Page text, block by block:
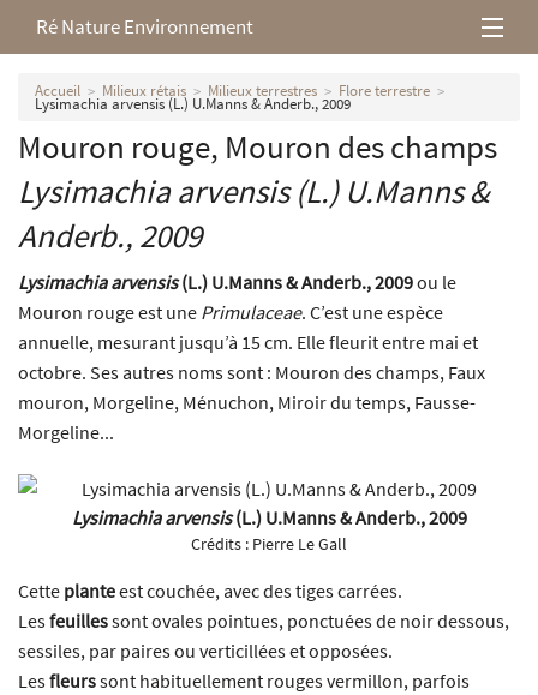
Ré Nature Environnement
L’association
Milieux rétais
Nos parutions
Accueil Milieux rétais Milieux terrestres Flore terrestre
Lysimachia arvensis (L.) U.Manns & Anderb., 2009
Mouron rouge, Mouron des champs
Lysimachia arvensis(L.) U.Manns &
Anderb., 2009
Lysimachia arvensis(L.) U.Manns & Anderb., 2009ou le
Mouron rouge est une Primulaceae. C’est une espèce
annuelle, mesurant jusqu’à 15 cm. Elle fleurit entre mai et
octobre. Ses autres noms sont : Mouron des champs, Faux
mouron, Morgeline, Ménuchon, Miroir du temps, Fausse-
Morgeline...
Lysimachia arvensis(L.) U.Manns & Anderb., 2009
Crédits : Pierre Le Gall
Cette planteest couchée, avec des tiges carrées.
Lesfeuillessont ovales pointues, ponctuées de noir dessous,
sessiles, par paires ou verticillées et opposées.
Lesfleurssont habituellement rouges vermillon, parfois